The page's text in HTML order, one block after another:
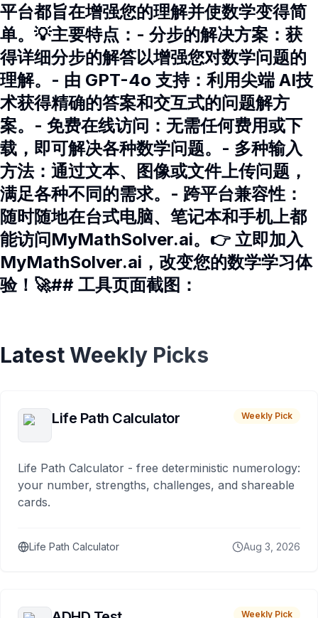
平台都旨在增强您的理解并使数学变得简
单。💡主要特点：- 分步的解决方案：获
得详细分步的解答以增强您对数学问题的
理解。- 由 GPT-4o 支持：利用尖端 AI技
术获得精确的答案和交互式的问题解方
案。- 免费在线访问：无需任何费用或下
载，即可解决各种数学问题。- 多种输入
方法：通过文本、图像或文件上传问题，
满足各种不同的需求。- 跨平台兼容性：
随时随地在台式电脑、笔记本和手机上都
能访问MyMathSolver.ai。👉 立即加入
MyMathSolver.ai，改变您的数学学习体
验！🚀## 工具页面截图：
Latest Weekly Picks
Life Path Calculator Weekly Pick
Life Path Calculator - free deterministic numerology:
your number, strengths, challenges, and shareable
cards.
Life Path Calculator Aug 3, 2026
Weekly Pick